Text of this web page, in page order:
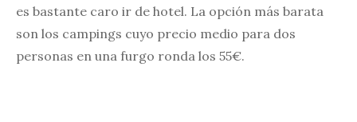
es bastante caro ir de hotel. La opción más barata
son los campings cuyo precio medio para dos
personas en una furgo ronda los 55€.